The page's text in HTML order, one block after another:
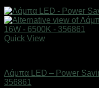
Quick View
Λάμπα LED – Power
356861